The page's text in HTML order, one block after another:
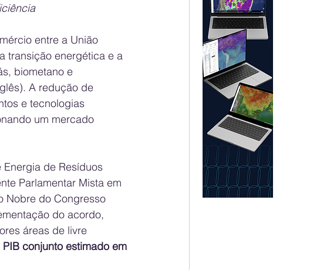
entre a União
transição energética e a
biometano e
A redução de
e tecnologias
um mercado
de Resíduos
Parlamentar Mista em
Nobre do Congresso
do acordo,
áreas de livre
conjunto estimado em